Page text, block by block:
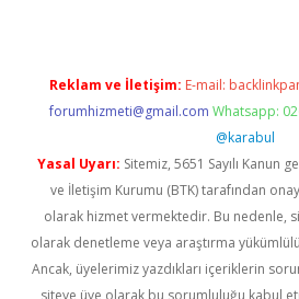
Reklam ve İletişim: E-mail:
forumhizmeti@gmail.com Whatsapp:
@karabul
Yasal Uyarı: Sitemiz, 5651 Sayılı Kanun
ve İletişim Kurumu (BTK) tarafından
olarak hizmet vermektedir. Bu nedenle,
olarak denetleme veya araştırma
Ancak, üyelerimiz yazdıkları içeriklerin
siteye üye olarak bu sorumluluğu kabul